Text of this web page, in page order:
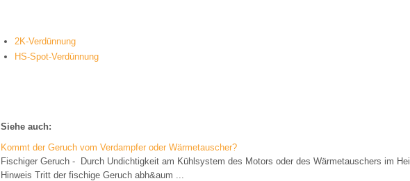
2K-Verdünnung
HS-Spot-Verdünnung
Siehe auch:
Kommt der Geruch vom Verdampfer oder Wärmetauscher?
Fischiger Geruch - Durch Undichtigkeit am Kühlsystem des Motors oder des Wärmetauschers im
Hinweis Tritt der fischige Geruch abh&aum ...